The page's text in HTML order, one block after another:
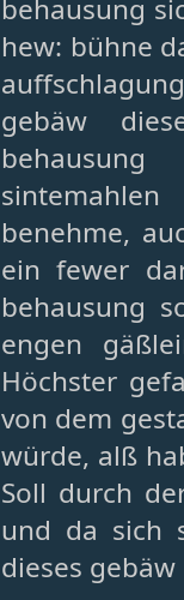
behausung
hew: bühne
gebäw
benehme,
ein fewer
behausung
engen
Höchster
von dem
würde, alß
Soll durch
und da sich
dieses